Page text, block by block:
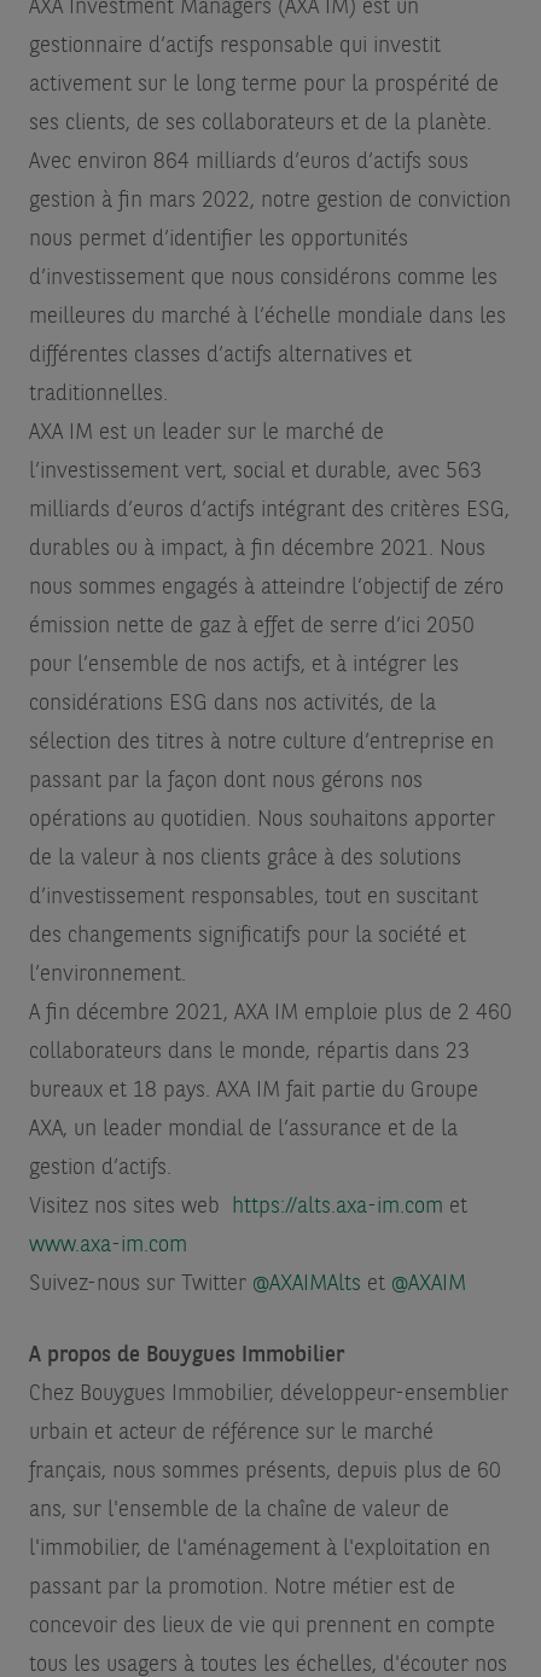
AXA Investment Managers (AXA IM) est un
gestionnaire d’actifs responsable qui investit
activement sur le long terme pour la prospérité de
ses clients, de ses collaborateurs et de la planète.
Avec environ 864 milliards d’euros d’actifs sous
gestion à fin mars 2022, notre gestion de conviction
nous permet d’identifier les opportunités
d’investissement que nous considérons comme les
meilleures du marché à l’échelle mondiale dans les
différentes classes d’actifs alternatives et
traditionnelles.
AXA IM est un leader sur le marché de
l’investissement vert, social et durable, avec 563
milliards d’euros d’actifs intégrant des critères ESG,
durables ou à impact, à fin décembre 2021. Nous
nous sommes engagés à atteindre l’objectif de zéro
émission nette de gaz à effet de serre d’ici 2050
pour l’ensemble de nos actifs, et à intégrer les
considérations ESG dans nos activités, de la
sélection des titres à notre culture d’entreprise en
passant par la façon dont nous gérons nos
opérations au quotidien. Nous souhaitons apporter
de la valeur à nos clients grâce à des solutions
d’investissement responsables, tout en suscitant
des changements significatifs pour la société et
l’environnement.
A fin décembre 2021, AXA IM emploie plus de 2 460
collaborateurs dans le monde, répartis dans 23
bureaux et 18 pays. AXA IM fait partie du Groupe
AXA, un leader mondial de l’assurance et de la
gestion d’actifs.
Visitez nos sites web
https://alts.axa-im.com et
www.axa-im.com
Suivez-nous sur Twitter @AXAIMAlts et @AXAIM
A propos de Bouygues Immobilier
Chez Bouygues Immobilier, développeur-ensemblier
urbain et acteur de référence sur le marché
français, nous sommes présents, depuis plus de 60
ans, sur l'ensemble de la chaîne de valeur de
l'immobilier, de l'aménagement à l'exploitation en
passant par la promotion. Notre métier est de
concevoir des lieux de vie qui prennent en compte
tous les usagers à toutes les échelles, d'écouter nos